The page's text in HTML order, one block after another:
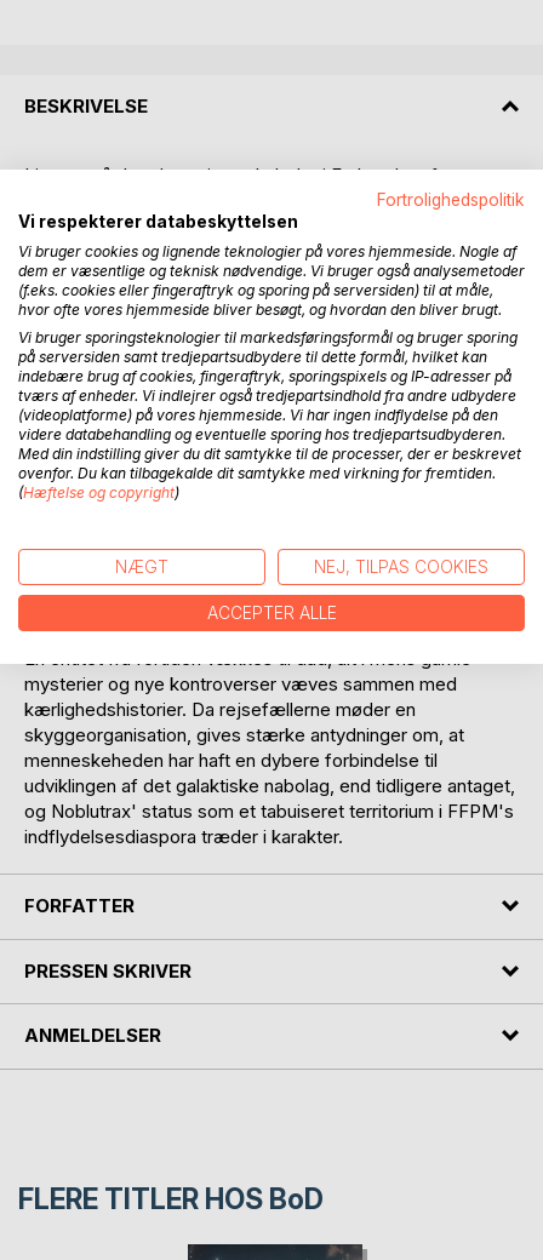
BESKRIVELSE
I jagten på den detroniserede leder i Forbundet af
Forenede Planeter og Måner (FFPM), rejser Thomas og
hans ekstraterrestriske rejsefæller til Noblutrax, Jorden,
igen. Via et ældgammelt hyperrejsenetværk der tillader
rejser med minimale tidsforsinkelser, efterladt af de
mytiske Ældste, vender de tilbage til en planet totalt
forandret efter 240 års fravær.
På Noblutrax har klimakatastrofer og krige ændret
magtbalancen. Geografien og Verdenssamfundet er
gennemgribende anderledes. To store fraktioner, SAUS og
AI, er låst i et skrøbeligt dødvande, hvor det mindste fejltrin
kan udløse globalt kaos.
droner, konstant overvågning og autokratisk vælde. En
fejlagtig brug af stjålne betalingskort fører myndigheder på
sporet af dem, og de tvinges til hasarderet flugt.
En entitet fra fortiden vækkes til dåd, alt i mens gamle
mysterier og nye kontroverser væves sammen med
kærlighedshistorier. Da rejsefællerne møder en
skyggeorganisation, gives stærke antydninger om, at
menneskeheden har haft en dybere forbindelse til
udviklingen af det galaktiske nabolag, end tidligere antaget,
og Noblutrax' status som et tabuiseret territorium i FFPM's
indflydelsesdiaspora træder i karakter.
FORFATTER
PRESSEN SKRIVER
ANMELDELSER
FLERE TITLER HOS BoD
Fortrolighedspolitik
Vi respekterer databeskyttelsen
Vi bruger cookies og lignende teknologier på vores hjemmeside. Nogle af
dem er væsentlige og teknisk nødvendige. Vi bruger også analysemetoder
(f.eks. cookies eller fingeraftryk og sporing på serversiden) til at måle,
hvor ofte vores hjemmeside bliver besøgt, og hvordan den bliver brugt.
Vi bruger sporingsteknologier til markedsføringsformål og bruger sporing
på serversiden samt tredjepartsudbydere til dette formål, hvilket kan
indebære brug af cookies, fingeraftryk, sporingspixels og IP-adresser på
tværs af enheder. Vi indlejrer også tredjepartsindhold fra andre udbydere
(videoplatforme) på vores hjemmeside. Vi har ingen indflydelse på den
videre databehandling og eventuelle sporing hos tredjepartsudbyderen.
Med din indstilling giver du dit samtykke til de processer, der er beskrevet
ovenfor. Du kan tilbagekalde dit samtykke med virkning for fremtiden.
(Hæftelse og copyright)
NÆGT NEJ, TILPAS COOKIES
ACCEPTER ALLE